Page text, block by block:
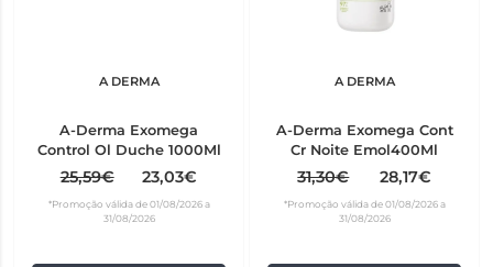
A DERMA
A-Derma Exomega
Control Ol Duche 1000Ml
25,59€ 23,03€
*Promoção válida de 01/08/2026 a
31/08/2026
A DERMA
A-Derma Exomega Cont
Cr Noite Emol400Ml
31,30€ 28,17€
*Promoção válida de 01/08/2026 a
31/08/2026